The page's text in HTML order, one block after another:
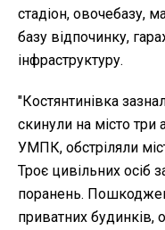
стадіон, овочебазу,
базу відпочинку,
інфраструктуру.
"Костянтинівка
скинули на місто
УМПК, обстріляли
Троє цивільних осіб
поранень.
приватних будинків,